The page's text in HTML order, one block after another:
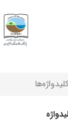
کلیدواژه‌ها